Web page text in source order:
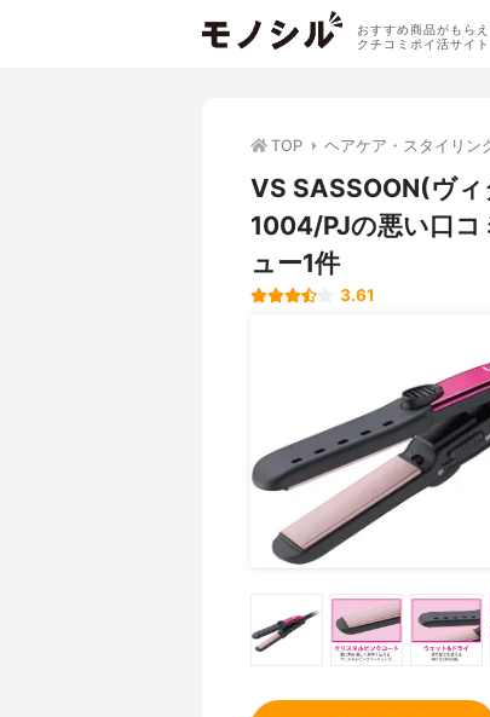
おすすめ商品がもらえ
クチコミポイ活サイト
TOP ヘアケア・スタイリン
VS SASSOON(ヴ
1004/PJの悪い口コ
ュー1件
3.61